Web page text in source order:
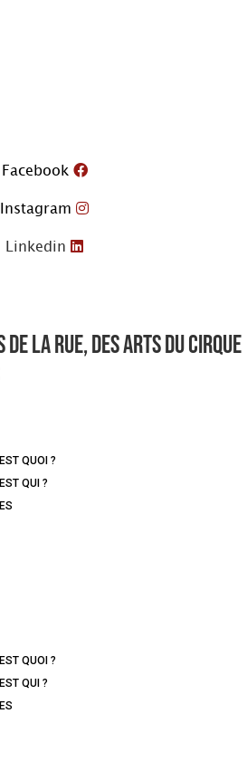
Facebook
Instagram
Linkedin
de la rue, des arts du cirque
QUOI ?
QUI ?
QUOI ?
QUI ?